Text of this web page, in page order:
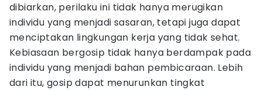
dibiarkan, perilaku ini tidak hanya merugikan
individu yang menjadi sasaran, tetapi juga dapat
menciptakan lingkungan kerja yang tidak sehat.
Kebiasaan bergosip tidak hanya berdampak pada
individu yang menjadi bahan pembicaraan. Lebih
dari itu, gosip dapat menurunkan tingkat